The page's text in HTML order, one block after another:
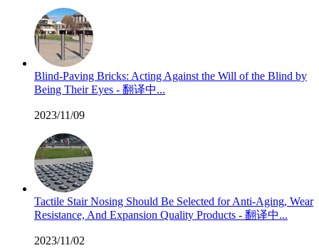
Blind-Paving Bricks: Acting Against the Will of the Blind by
Being Their Eyes - 翻译中...
2023/11/09
Tactile Stair Nosing Should Be Selected for Anti-Aging, Wear
Resistance, And Expansion Quality Products - 翻译中...
2023/11/02